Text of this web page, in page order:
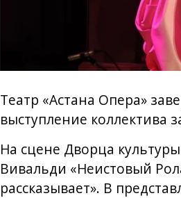
Театр «Астана Опера»
выступление коллектива
На сцене Дворца
Вивальди «Неистовый
рассказывает». В